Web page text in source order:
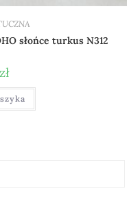
słońce turkus N312
zł